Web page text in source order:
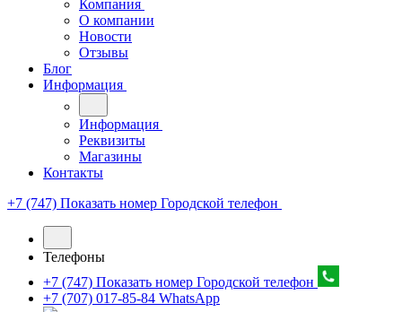
Компания
О компании
Новости
Отзывы
Блог
Информация
Информация
Реквизиты
Магазины
Контакты
+7 (747) Показать номер Городской телефон
Телефоны
+7 (747) Показать номер Городской телефон
+7 (707) 017-85-84 WhatsApp